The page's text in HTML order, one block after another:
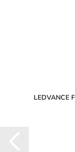
LEDVANCE